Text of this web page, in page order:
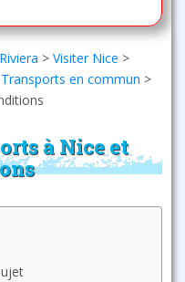
> Visiter Nice >
Transports en commun >
à Nice et